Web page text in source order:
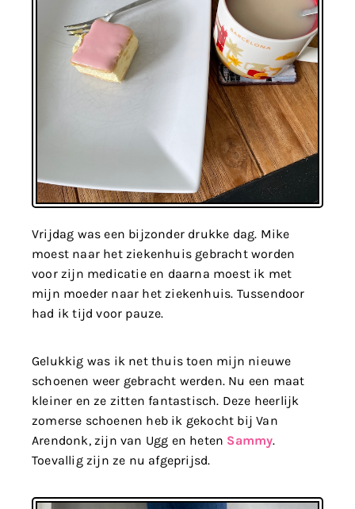
Vrijdag was een bijzonder drukke dag. Mike
moest naar het ziekenhuis gebracht worden
voor zijn medicatie en daarna moest ik met
mijn moeder naar het ziekenhuis. Tussendoor
had ik tijd voor pauze.
Gelukkig was ik net thuis toen mijn nieuwe
schoenen weer gebracht werden. Nu een maat
kleiner en ze zitten fantastisch. Deze heerlijk
zomerse schoenen heb ik gekocht bij Van
Arendonk, zijn van Ugg en heten Sammy.
Toevallig zijn ze nu afgeprijsd.